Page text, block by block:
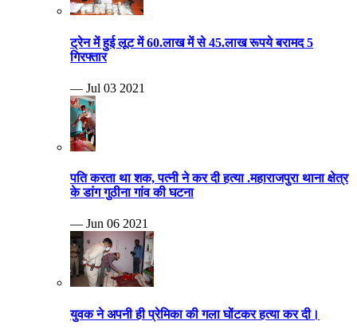
ट्रेन में हुई लूट में 60.लाख में से 45.लाख रूपये बरामद 5
गिरफ्तार
— Jul 03 2021
पति करता था शक, पत्नी ने कर दी हत्या .महाराजपुरा थाना क्षेत्र
के डांग गुठीना गांव की घटना
— Jun 06 2021
युवक ने अपनी ही प्रेमिका की गला घोंटकर हत्या कर दी।